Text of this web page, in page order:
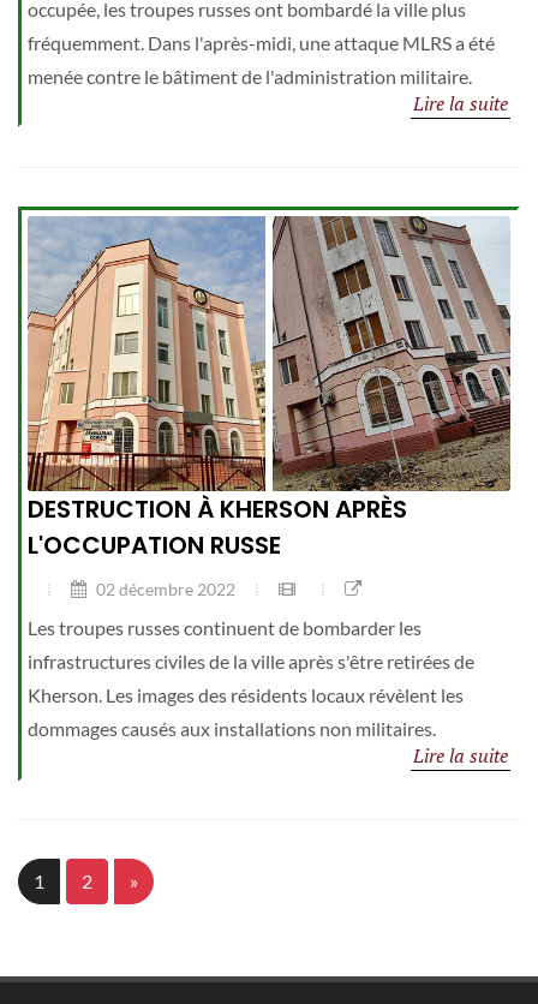
occupée, les troupes russes ont bombardé la ville plus
fréquemment. Dans l'après-midi, une attaque MLRS a été
menée contre le bâtiment de l'administration militaire.
Lire la suite
DESTRUCTION À KHERSON APRÈS
L'OCCUPATION RUSSE
02 décembre 2022
Les troupes russes continuent de bombarder les
infrastructures civiles de la ville après s'être retirées de
Kherson. Les images des résidents locaux révèlent les
dommages causés aux installations non militaires.
Lire la suite
1 2 »